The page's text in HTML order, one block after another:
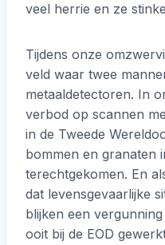
veel herrie en ze
Tijdens onze
veld waar twee
metaaldetectoren. In
verbod op scannen
in de Tweede
bommen en granaten
terechtgekomen. En
dat levensgevaarlijke
blijken een
ooit bij de EOD